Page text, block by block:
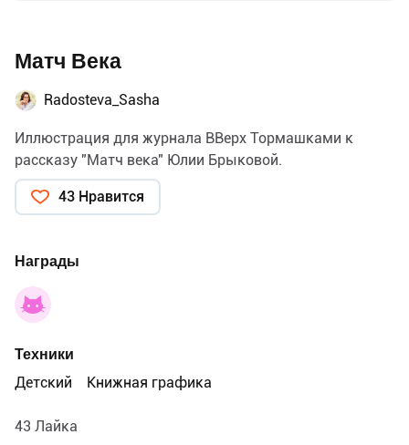
Матч Века
Radosteva_Sasha
Иллюстрация для журнала ВВерх Тормашками к
рассказу "Матч века" Юлии Брыковой.
43 Нравится
Награды
Техники
Детский
Книжная графика
43 Лайка